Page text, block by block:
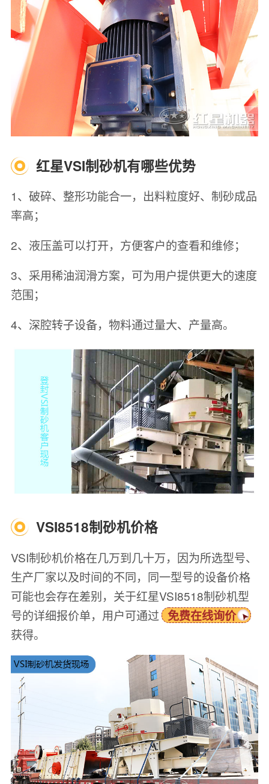
红星VSI制砂机有哪些优势
1、破碎、整形功能合一，出料粒度好、制砂成品
率高；
2、液压盖可以打开，方便客户的查看和维修；
3、采用稀油润滑方案，可为用户提供更大的速度
范围；
4、深腔转子设备，物料通过量大、产量高。
VSI8518制砂机价格
VSI制砂机价格在几万到几十万，因为所选型号、
生产厂家以及时间的不同，同一型号的设备价格
可能也会存在差别，关于红星VSI8518制砂机型
号的详细报价单，用户可通过 免费在线询价
获得。